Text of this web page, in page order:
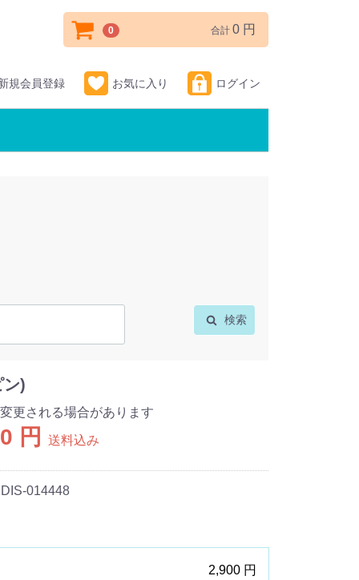
規会員登録 お気に入り ログイン
0 合計 0 円
検索
ン)
更される場合があります
円
送料込み
014448
2,900 円